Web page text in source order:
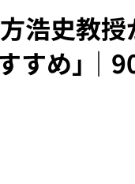
浩史教
すめ」｜